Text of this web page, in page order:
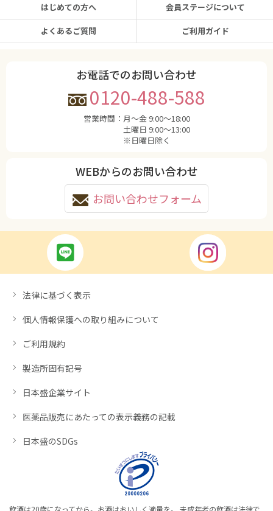
はじめての方へ
よくあるご質問
会員ステージについて
ご利用ガイド
お電話でのお問い合わせ
0120-488-588
営業時間： 月〜金 9:00〜18:00
土曜日 9:00〜13:00
※日曜日除く
WEBからのお問い合わせ
お問い合わせフォーム
法律に基づく表示
個人情報保護への取り組みについて
ご利用規約
製造所固有記号
日本盛企業サイト
医薬品販売にあたっての表示義務の記載
日本盛のSDGs
飲酒は20歳になってから。お酒はおいしく適量を。 未成年者の飲酒は法律で